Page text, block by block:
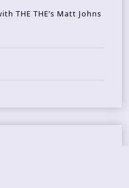
THE THE’s Matt Johns